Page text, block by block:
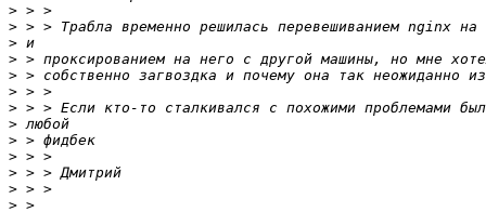
>
>
>
>
>
>
>
>
>
>
>
>
>